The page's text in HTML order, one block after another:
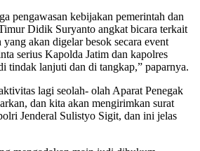
pengawasan kebijakan pemerintah dan
Didik Suryanto angkat bicara terkait
akan digelar besok secara event
serius Kapolda Jatim dan kapolres
tindak lanjuti dan di tangkap,” paparnya.
lagi seolah- olah Aparat Penegak
dan kita akan mengirimkan surat
Jenderal Sulistyo Sigit, dan ini jelas